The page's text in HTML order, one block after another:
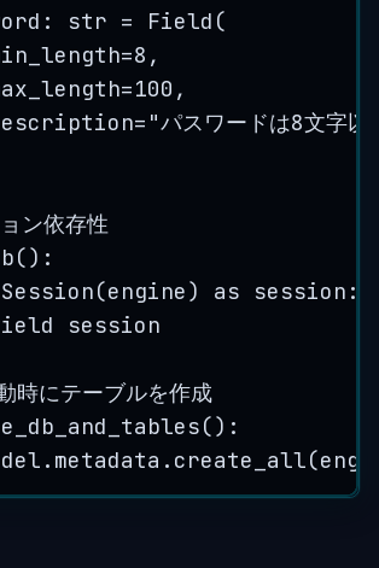
str = Field (
=8 ,
=100 ,
= "パスワードは8文字以
ン依存性
() :
Session(engine) as session:
session
時にテーブルを作成
() :
create_all(